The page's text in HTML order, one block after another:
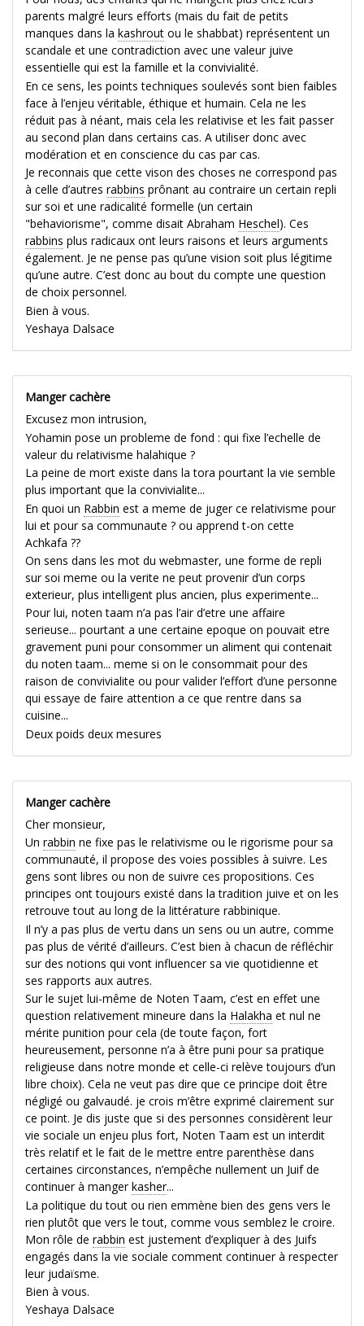
parents malgré leurs efforts (mais du fait de petits
manques dans la kashrout ou le shabbat) représentent un
scandale et une contradiction avec une valeur juive
essentielle qui est la famille et la convivialité.
En ce sens, les points techniques soulevés sont bien faibles
face à l’enjeu véritable, éthique et humain. Cela ne les
réduit pas à néant, mais cela les relativise et les fait passer
au second plan dans certains cas. A utiliser donc avec
modération et en conscience du cas par cas.
Je reconnais que cette vison des choses ne correspond pas
à celle d’autres rabbins prônant au contraire un certain repli
sur soi et une radicalité formelle (un certain
"behaviorisme", comme disait Abraham Heschel). Ces
rabbins plus radicaux ont leurs raisons et leurs arguments
également. Je ne pense pas qu’une vision soit plus légitime
qu’une autre. C’est donc au bout du compte une question
de choix personnel.
Bien à vous.
Yeshaya Dalsace
Manger cachère
Excusez mon intrusion,
Yohamin pose un probleme de fond : qui fixe l’echelle de
valeur du relativisme halahique ?
La peine de mort existe dans la tora pourtant la vie semble
plus important que la convivialite...
En quoi un Rabbin est a meme de juger ce relativisme pour
lui et pour sa communaute ? ou apprend t-on cette
Achkafa ??
On sens dans les mot du webmaster, une forme de repli
sur soi meme ou la verite ne peut provenir d’un corps
exterieur, plus intelligent plus ancien, plus experimente...
Pour lui, noten taam n’a pas l’air d’etre une affaire
serieuse... pourtant a une certaine epoque on pouvait etre
gravement puni pour consommer un aliment qui contenait
du noten taam... meme si on le consommait pour des
raison de convivialite ou pour valider l’effort d’une personne
qui essaye de faire attention a ce que rentre dans sa
cuisine...
Deux poids deux mesures
Manger cachère
Cher monsieur,
Un rabbin ne fixe pas le relativisme ou le rigorisme pour sa
communauté, il propose des voies possibles à suivre. Les
gens sont libres ou non de suivre ces propositions. Ces
principes ont toujours existé dans la tradition juive et on les
retrouve tout au long de la littérature rabbinique.
Il n’y a pas plus de vertu dans un sens ou un autre, comme
pas plus de vérité d’ailleurs. C’est bien à chacun de réfléchir
sur des notions qui vont influencer sa vie quotidienne et
ses rapports aux autres.
Sur le sujet lui-même de Noten Taam, c’est en effet une
question relativement mineure dans la Halakha et nul ne
mérite punition pour cela (de toute façon, fort
heureusement, personne n’a à être puni pour sa pratique
religieuse dans notre monde et celle-ci relève toujours d’un
libre choix). Cela ne veut pas dire que ce principe doit être
négligé ou galvaudé. je crois m’être exprimé clairement sur
ce point. Je dis juste que si des personnes considèrent leur
vie sociale un enjeu plus fort, Noten Taam est un interdit
très relatif et le fait de le mettre entre parenthèse dans
certaines circonstances, n’empêche nullement un Juif de
continuer à mangerkasher...
La politique du tout ou rien emmène bien des gens vers le
rien plutôt que vers le tout, comme vous semblez le croire.
Mon rôle de rabbin est justement d’expliquer à des Juifs
engagés dans la vie sociale comment continuer à respecter
leur judaïsme.
Bien à vous.
Yeshaya Dalsace